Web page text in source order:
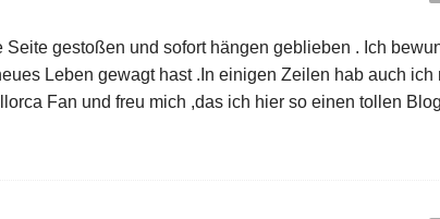
gestoßen und sofort hängen geblieben . Ich
Leben gewagt hast .In einigen Zeilen hab auch ich
Fan und freu mich ,das ich hier so einen tollen Blog